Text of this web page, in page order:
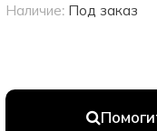
Наличие: Под заказ